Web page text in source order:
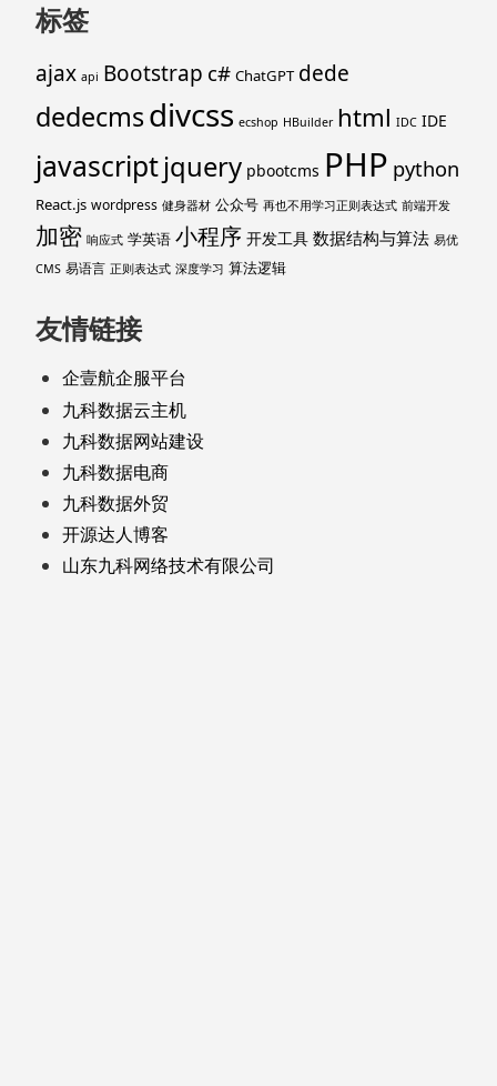
标签
ajax api Bootstrap c# ChatGPT dede
dedecmsdivcss ecshop HBuilder html IDC IDE
javascriptjquery pbootcms PHP python
React.js wordpress 健身器材 公众号 再也不用学习正则表达式 前端开发
加密 响应式 学英语 小程序 开发工具 数据结构与算法 易优
CMS 易语言 正则表达式 深度学习 算法逻辑
友情链接
企壹航企服平台
九科数据云主机
九科数据网站建设
九科数据电商
九科数据外贸
开源达人博客
山东九科网络技术有限公司